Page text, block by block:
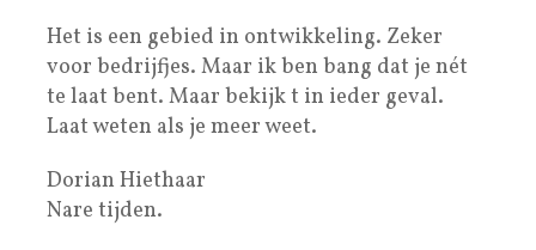
Het is een gebied in ontwikkeling. Zeker
voor bedrijfjes. Maar ik ben bang dat je nét
te laat bent. Maar bekijk t in ieder geval.
Laat weten als je meer weet.
Dorian Hiethaar
Nare tijden.